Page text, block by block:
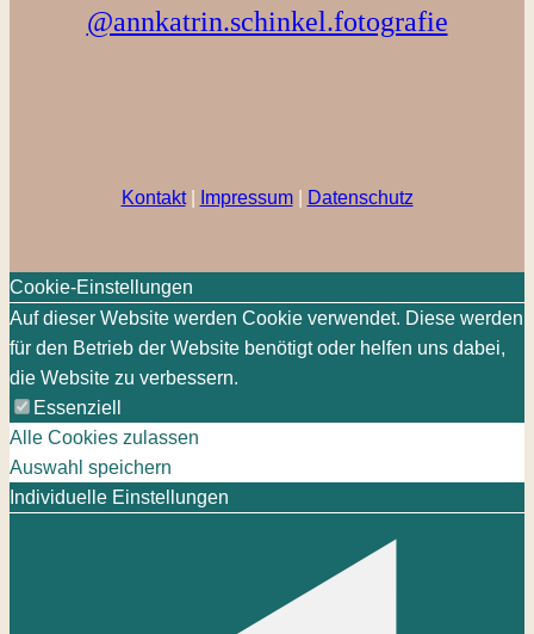
@annkatrin.schinkel.fotografie
Kontakt| Impressum| Datenschutz
Cookie-Einstellungen
Auf dieser Website werden Cookie verwendet. Diese werden
für den Betrieb der Website benötigt oder helfen uns dabei,
die Website zu verbessern.
Essenziell
Alle Cookies zulassen
Auswahl speichern
Individuelle Einstellungen